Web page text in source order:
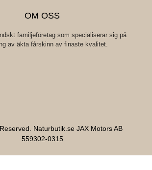
OM OSS
familjeföretag som specialiserar sig på
av äkta fårskinn av finaste kvalitet.
Naturbutik.se JAX Motors AB
559302-0315